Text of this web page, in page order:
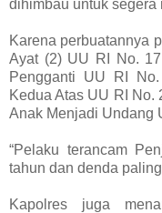
dihimbau untuk segera
Karena perbuatannya
Ayat (2) UU RI No.
Pengganti UU RI
Kedua Atas UU RI No.
Anak Menjadi Undang
“Pelaku terancam
tahun dan denda
Kapolres juga